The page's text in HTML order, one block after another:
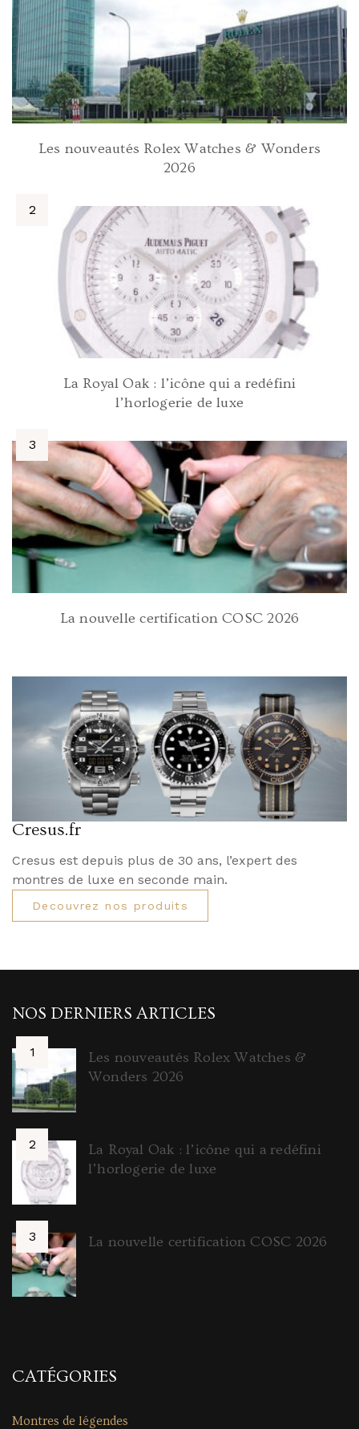
Les nouveautés Rolex Watches & Wonders
2026
La Royal Oak : l’icône qui a redéfini
l’horlogerie de luxe
La nouvelle certification COSC 2026
Cresus.fr
Cresus est depuis plus de 30 ans, l’expert des
montres de luxe en seconde main.
Decouvrez nos produits
NOS DERNIERS ARTICLES
Les nouveautés Rolex Watches &
Wonders 2026
La Royal Oak : l’icône qui a redéfini
l’horlogerie de luxe
La nouvelle certification COSC 2026
CATÉGORIES
Montres de légendes